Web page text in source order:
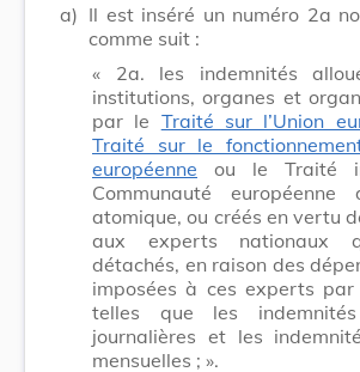
a) Il est inséré un numéro 2a
comme suit :
« 2a. les indemnités
institutions, organes et
par le Traité sur l’Union
Traité sur le
européenne ou le Traité
Communauté européenne
atomique, ou créés en vertu
aux experts nationaux
détachés, en raison des
imposées à ces experts par
telles que les
journalières et les
mensuelles ; ».